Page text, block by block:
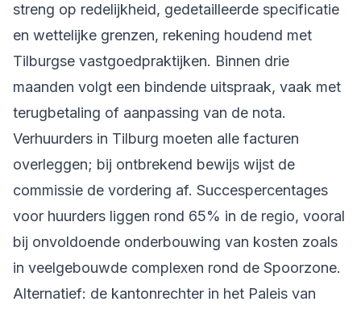
streng op redelijkheid, gedetailleerde specificatie
en wettelijke grenzen, rekening houdend met
Tilburgse vastgoedpraktijken. Binnen drie
maanden volgt een bindende uitspraak, vaak met
terugbetaling of aanpassing van de nota.
Verhuurders in Tilburg moeten alle facturen
overleggen; bij ontbrekend bewijs wijst de
commissie de vordering af. Succespercentages
voor huurders liggen rond 65% in de regio, vooral
bij onvoldoende onderbouwing van kosten zoals
in veelgebouwde complexen rond de Spoorzone.
Alternatief: de kantonrechter in het Paleis van